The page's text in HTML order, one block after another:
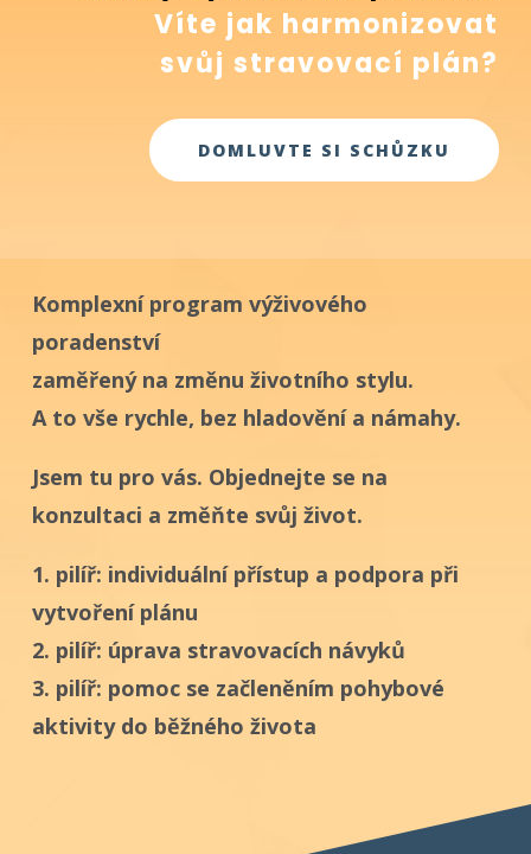
Víte jak harmonizovat
svůj stravovací plán?
DOMLUVTE SI SCHŮZKU
Komplexní program výživového
poradenství
zaměřený na změnu životního stylu.
A to vše rychle, bez hladovění a námahy.
Jsem tu pro vás. Objednejte se na
konzultaci a změňte svůj život.
1. pilíř: individuální přístup a podpora při
vytvoření plánu
2. pilíř: úprava stravovacích návyků
3. pilíř: pomoc se začleněním pohybové
aktivity do běžného života